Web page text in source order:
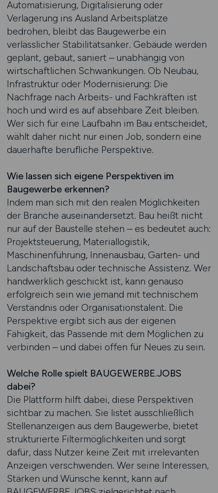
Automatisierung, Digitalisierung oder
Verlagerung ins Ausland Arbeitsplätze
bedrohen, bleibt das Baugewerbe ein
verlässlicher Stabilitätsanker. Gebäude werden
geplant, gebaut, saniert – unabhängig von
wirtschaftlichen Schwankungen. Ob Neubau,
Infrastruktur oder Modernisierung: Die
Nachfrage nach Arbeits- und Fachkräften ist
hoch und wird es auf absehbare Zeit bleiben.
Wer sich für eine Laufbahn im Bau entscheidet,
wählt daher nicht nur einen Job, sondern eine
dauerhafte berufliche Perspektive.
Wie lassen sich eigene Perspektiven im
Baugewerbe erkennen?
Indem man sich mit den realen Möglichkeiten
der Branche auseinandersetzt. Bau heißt nicht
nur auf der Baustelle stehen – es bedeutet auch:
Projektsteuerung, Materiallogistik,
Maschinenführung, Innenausbau, Garten- und
Landschaftsbau oder technische Assistenz. Wer
handwerklich geschickt ist, kann genauso
erfolgreich sein wie jemand mit technischem
Verständnis oder Organisationstalent. Die
Perspektive ergibt sich aus der eigenen
Fähigkeit, das Passende mit dem Möglichen zu
verbinden – und dabei offen für Neues zu sein.
Welche Rolle spielt BAUGEWERBE.JOBS
dabei?
Die Plattform hilft dabei, diese Perspektiven
sichtbar zu machen. Sie listet ausschließlich
Stellenanzeigen aus dem Baugewerbe, bietet
strukturierte Filtermöglichkeiten und sorgt
dafür, dass Nutzer keine Zeit mit irrelevanten
Anzeigen verschwenden. Wer seine Interessen,
Stärken und Wünsche kennt, kann auf